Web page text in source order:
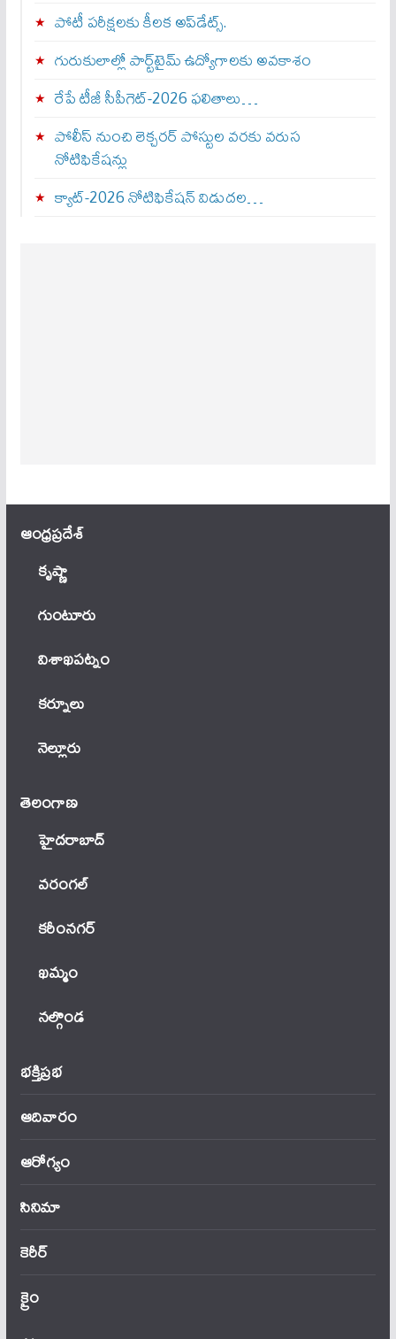
పోటీ పరీక్షలకు కీలక అప్‌డేట్స్.
గురుకులాల్లో పార్ట్‌టైమ్ ఉద్యోగాలకు అవకాశం
రేపే టీజీ సీపీగెట్‌-2026 ఫలితాలు…
పోలీస్ నుంచి లెక్చరర్ పోస్టుల వరకు వరుస
నోటిఫికేషన్లు
క్యాట్-2026 నోటిఫికేషన్ విడుదల…
ఆంధ్ర‌ప్ర‌దేశ్
కృష్ణా
గుంటూరు
విశాఖపట్నం
కర్నూలు
నెల్లూరు
తెలంగాణ‌
హైదరాబాద్
వ‌రంగ‌ల్
కరీంనగర్
ఖ‌మ్మం
నల్గొండ
భక్తిప్రభ
ఆదివారం
ఆరోగ్యం
సినిమా
కెరీర్
క్రైం